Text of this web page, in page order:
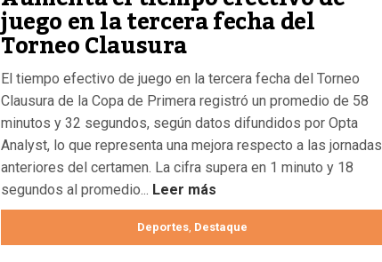
juego en la tercera fecha del
Torneo Clausura
El tiempo efectivo de juego en la tercera fecha del Torneo
Clausura de la Copa de Primera registró un promedio de 58
minutos y 32 segundos, según datos difundidos por Opta
Analyst, lo que representa una mejora respecto a las jornadas
anteriores del certamen. La cifra supera en 1 minuto y 18
segundos al promedio... Leer más
Deportes Destaque